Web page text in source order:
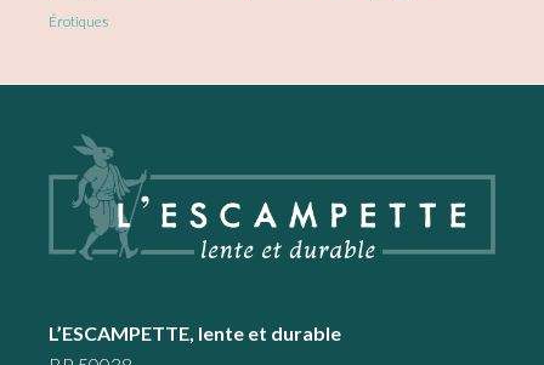
Érotiques
L’ESCAMPETTE, lente et durable